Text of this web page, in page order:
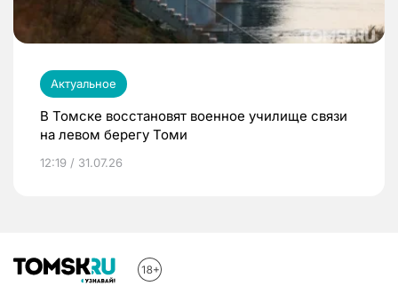
Актуальное
В Томске восстановят военное училище связи
на левом берегу Томи
12:19 / 31.07.26